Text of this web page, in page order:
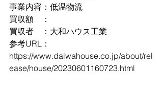
事業内容：低温物流
買収額　：
買収者　：大和ハウス工業
参考URL：
https://www.daiwahouse.co.jp/about/rel
ease/house/20230601160723.html